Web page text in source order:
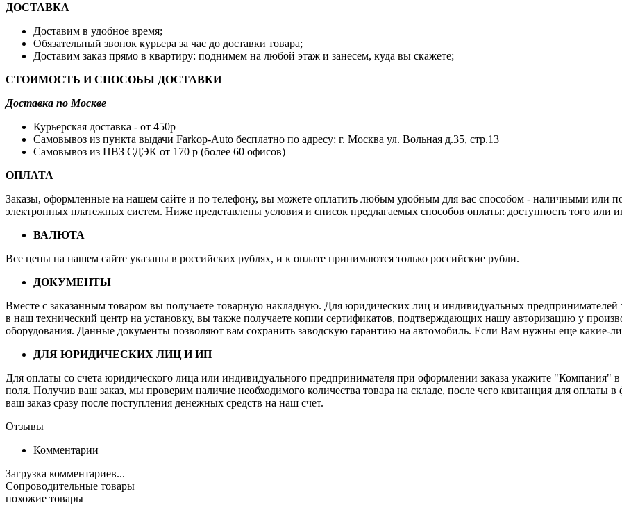
ДОСТАВКА
Доставим в удобное время;
Обязательный звонок курьера за час до доставки товара;
Доставим заказ прямо в квартиру: поднимем на любой этаж и занесем, куда вы скажете;
СТОИМОСТЬ И СПОСОБЫ ДОСТАВКИ
Доставка по Москве
Курьерская доставка - от 450p
Самовывоз из пункта выдачи Farkop-Auto бесплатно по адресу: г. Москва ул. Вольная д.35, стр.13
Самовывоз из ПВЗ СДЭК от 170 p (более 60 офисов)
ОПЛАТА
Заказы, оформленные на нашем сайте и по телефону, вы можете оплатить любым удобным для вас способом - наличными или
электронных платежных систем. Ниже представлены условия и список предлагаемых способов оплаты: доступность того или
ВАЛЮТА
Все цены на нашем сайте указаны в российских рублях, и к оплате принимаются только российские рубли.
ДОКУМЕНТЫ
Вместе с заказанным товаром вы получаете товарную накладную. Для юридических лиц и индивидуальных предпринимателей
в наш технический центр на установку, вы также получаете копии сертификатов, подтверждающих нашу авторизацию у
оборудования. Данные документы позволяют вам сохранить заводскую гарантию на автомобиль. Если Вам нужны еще какие-
ДЛЯ ЮРИДИЧЕСКИХ ЛИЦ И ИП
Для оплаты со счета юридического лица или индивидуального предпринимателя при оформлении заказа укажите "Компания"
поля. Получив ваш заказ, мы проверим наличие необходимого количества товара на складе, после чего квитанция для
ваш заказ сразу после поступления денежных средств на наш счет.
Отзывы
Комментарии
Загрузка комментариев...
Сопроводительные товары
похожие товары